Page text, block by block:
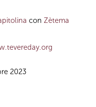
con Zètema
2023